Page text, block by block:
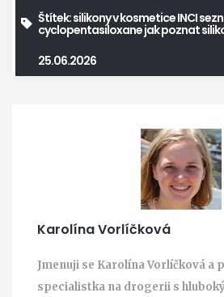
Štítek:silikony v kosmeticeINCI
cyclopentasiloxanejak poznat
25.06.2026
Karolína Vorlíčková
Jmenuji se Karolína Vorlíčková a
specialistka na drogerii s